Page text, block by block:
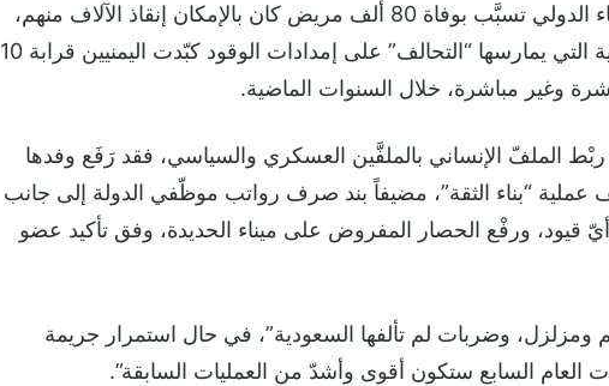
أكّدت أن إغلاق مطار صنعاء الدولي تسبَّب بوفاة 80 ألف مريض كان بالإمكان إنقاذ الآلاف منهم،
وأن جريمة القرصنة البحرية التي يمارسها “التحالف” على إمدادات الوقود كبّدت اليمنيين قرابة 10
وغير مباشرة، خلال السنوات الماضية.
الملفّ الإنساني بالملفَّين العسكري والسياسي، فقد رَفَع وفدها
“بناء الثقة”، مضيفاً بند صرف رواتب موظّفي الدولة إلى جانب
قيود، ورفْع الحصار المفروض على ميناء الحديدة، وفق تأكيد عضو
ومزلزل، وضربات لم تألفها السعودية”، في حال استمرار جريمة
العام السابع ستكون أقوى وأشدّ من العمليات السابقة”.